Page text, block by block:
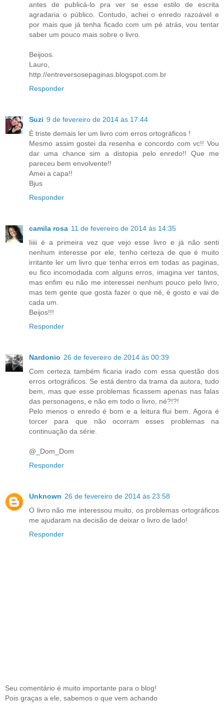
antes de publicá-lo pra ver se esse estilo de escrita
agradaria o público. Contudo, achei o enredo razoável e
por mais que já tenha ficado com um pé atrás, vou tentar
saber um pouco mais sobre o livro.
Beijoos.
Lauro,
http://entreversosepaginas.blogspot.com.br
Responder
Suzi 9 de fevereiro de 2014 às 17:44
È triste demais ler um livro com erros ortográficos !
Mesmo assim gostei da resenha e concordo com vc!! Vou
dar uma chance sim a distopia pelo enredo!! Que me
pareceu bem envolvente!!
Amei a capa!!
Bjus
Responder
camila rosa 11 de fevereiro de 2014 às 14:35
Iiiii é a primeira vez que vejo esse livro e já não senti
nenhum interesse por ele, tenho certeza de que é muito
irritante ler um livro que tenha erros em todas as paginas,
eu fico incomodada com alguns erros, imagina ver tantos,
mas enfim eu não me interessei nenhum pouco pelo livro,
mas tem gente que gosta fazer o que né, é gosto e vai de
cada um.
Beijos!!!
Responder
Nardonio 26 de fevereiro de 2014 às 00:39
Com certeza também ficaria irado com essa questão dos
erros ortográficos. Se está dentro da trama da autora, tudo
bem, mas que esse problemas ficassem apenas nas falas
das personagens, e não em todo o livro, né?!?!
Pelo menos o enredo é bom e a leitura flui bem. Agora é
torcer para que não ocorram esses problemas na
continuação da série.
@_Dom_Dom
Responder
Unknown 26 de fevereiro de 2014 às 23:58
O livro não me interessou muito, os problemas ortográficos
me ajudaram na decisão de deixar o livro de lado!
Responder
Seu comentário é muito importante para o blog!
Pois graças a ele, sabemos o que vem achando